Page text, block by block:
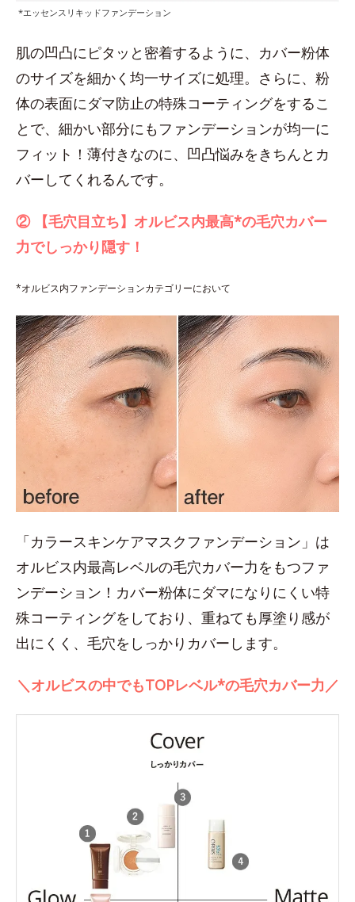
*エッセンスリキッドファンデーション
肌の凹凸にピタッと密着するように、カバー粉体
のサイズを細かく均一サイズに処理。さらに、粉
体の表面にダマ防止の特殊コーティングをするこ
とで、細かい部分にもファンデーションが均一に
フィット！薄付きなのに、凹凸悩みをきちんとカ
バーしてくれるんです。
② 【毛穴目立ち】オルビス内最高*の毛穴カバー
力でしっかり隠す！
*オルビス内ファンデーションカテゴリーにおいて
「カラースキンケアマスクファンデーション」は
オルビス内最高レベルの毛穴カバー力をもつファ
ンデーション！カバー粉体にダマになりにくい特
殊コーティングをしており、重ねても厚塗り感が
出にくく、毛穴をしっかりカバーします。
＼オルビスの中でもTOPレベル*の毛穴カバー力／